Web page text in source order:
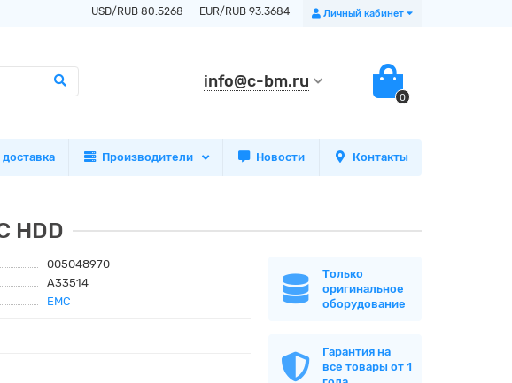
Личный кабинет
USD/RUB 80.5268 EUR/RUB 93.3684
info@c-bm.ru
0
Производители Новости Контакты
HDD
005048970
A33514
EMC
Только
оригинальное
оборудование
Гарантия на
все товары от 1